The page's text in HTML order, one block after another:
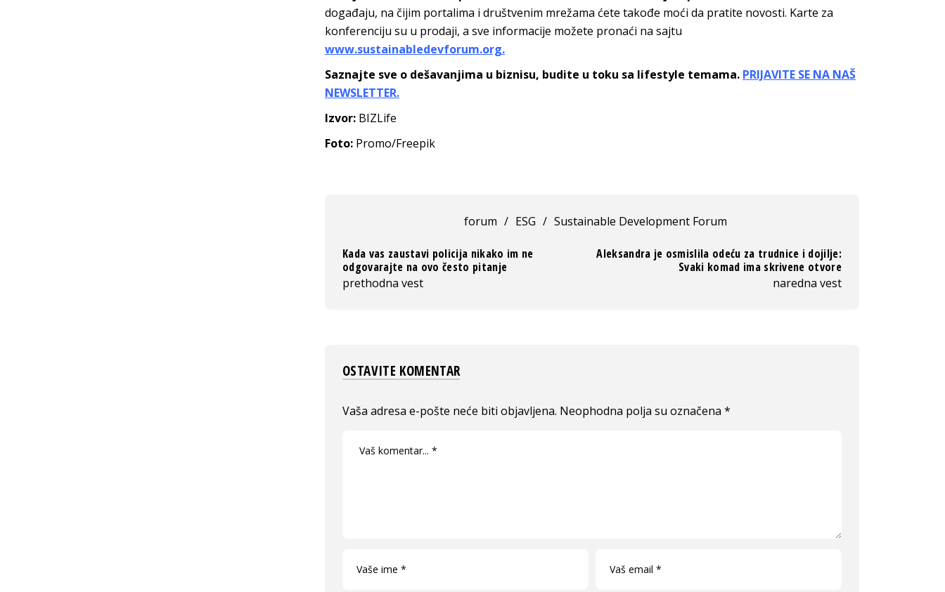
događaju, na čijim portalima i društvenim mrežama ćete takođe moći da pratite novosti. Karte za
konferenciju su u prodaji, a sve informacije možete pronaći na sajtu
www.sustainabledevforum.org.
Saznajte sve o dešavanjima u biznisu, budite u toku sa lifestyle temama. PRIJAVITE SE NA NAŠ
NEWSLETTER.
Izvor: BIZLife
Foto: Promo/Freepik
forum / ESG / Sustainable Development Forum
Kada vas zaustavi policija nikako im ne
odgovarajte na ovo često pitanje
prethodna vest
Aleksandra je osmislila odeću za trudnice i dojilje:
Svaki komad ima skrivene otvore
naredna vest
OSTAVITE KOMENTAR
Vaša adresa e-pošte neće biti objavljena. Neophodna polja su označena *